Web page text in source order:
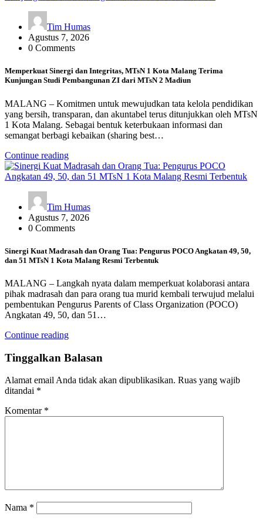
Tim Humas
Agustus 7, 2026
0 Comments
Memperkuat Sinergi dan Integritas, MTsN 1 Kota Malang Terima
Kunjungan Studi Pembangunan ZI dari MTsN 2 Madiun
MALANG – Komitmen untuk mewujudkan tata kelola pendidikan
yang bersih, transparan, dan akuntabel terus ditunjukkan oleh MTsN
1 Kota Malang. Sebagai bentuk keterbukaan informasi dan
semangat berbagi kebaikan (sharing best…
Continue reading
Tim Humas
Agustus 7, 2026
0 Comments
Sinergi Kuat Madrasah dan Orang Tua: Pengurus POCO Angkatan 49, 50,
dan 51 MTsN 1 Kota Malang Resmi Terbentuk
MALANG – Langkah nyata dalam memperkuat kolaborasi antara
pihak madrasah dan para orang tua murid kembali terwujud melalui
pembentukan Pengurus Parents of Class Organization (POCO)
Angkatan 49, 50, dan 51…
Continue reading
Tinggalkan Balasan
Alamat email Anda tidak akan dipublikasikan. Ruas yang wajib
ditandai *
Komentar *
Nama *